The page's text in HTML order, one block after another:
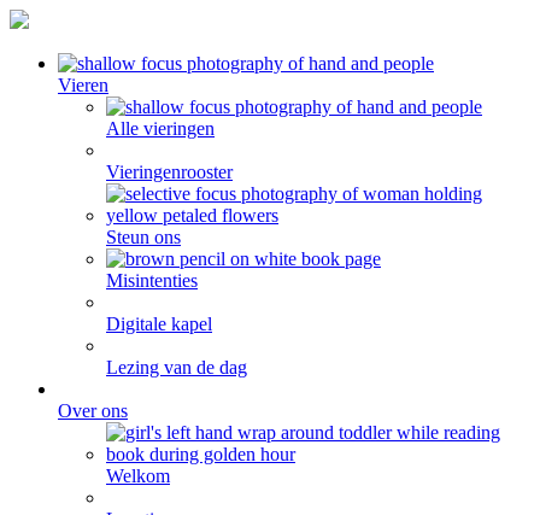
Vieren
Alle vieringen
Vieringenrooster
Steun ons
Misintenties
Digitale kapel
Lezing van de dag
Over ons
Welkom